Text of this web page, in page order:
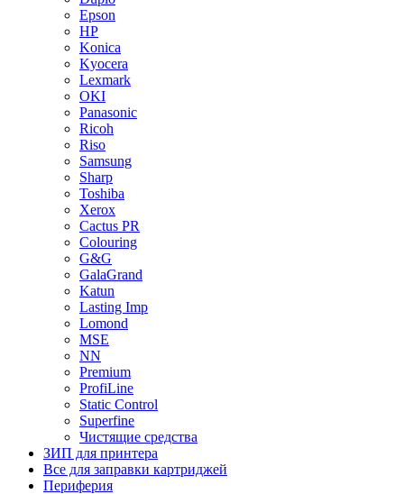
Epson
HP
Konica
Kyocera
Lexmark
OKI
Panasonic
Ricoh
Riso
Samsung
Sharp
Toshiba
Xerox
Cactus PR
Colouring
G&G
GalaGrand
Katun
Lasting Imp
Lomond
MSE
NN
Premium
ProfiLine
Static Control
Superfine
Чистящие средства
ЗИП для принтера
Все для заправки картриджей
Периферия